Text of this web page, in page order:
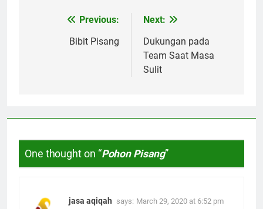
navigation
Previous:
Bibit Pisang
Next:
Dukungan pada
Team Saat Masa
Sulit
One thought on “Pohon Pisang”
jasa aqiqah says: March 29, 2020 at 6:52 pm